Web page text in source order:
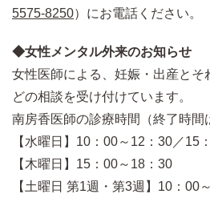
5575-8250）にお電話ください。
◆女性メンタル外来のお知らせ
女性医師による、妊娠・出産とそ
どの相談を受け付けています。
南房香医師の診療時間（終了時間
【水曜日】10：00～12：30／15
【木曜日】15：00～18：30
【土曜日 第1週・第3週】10：00